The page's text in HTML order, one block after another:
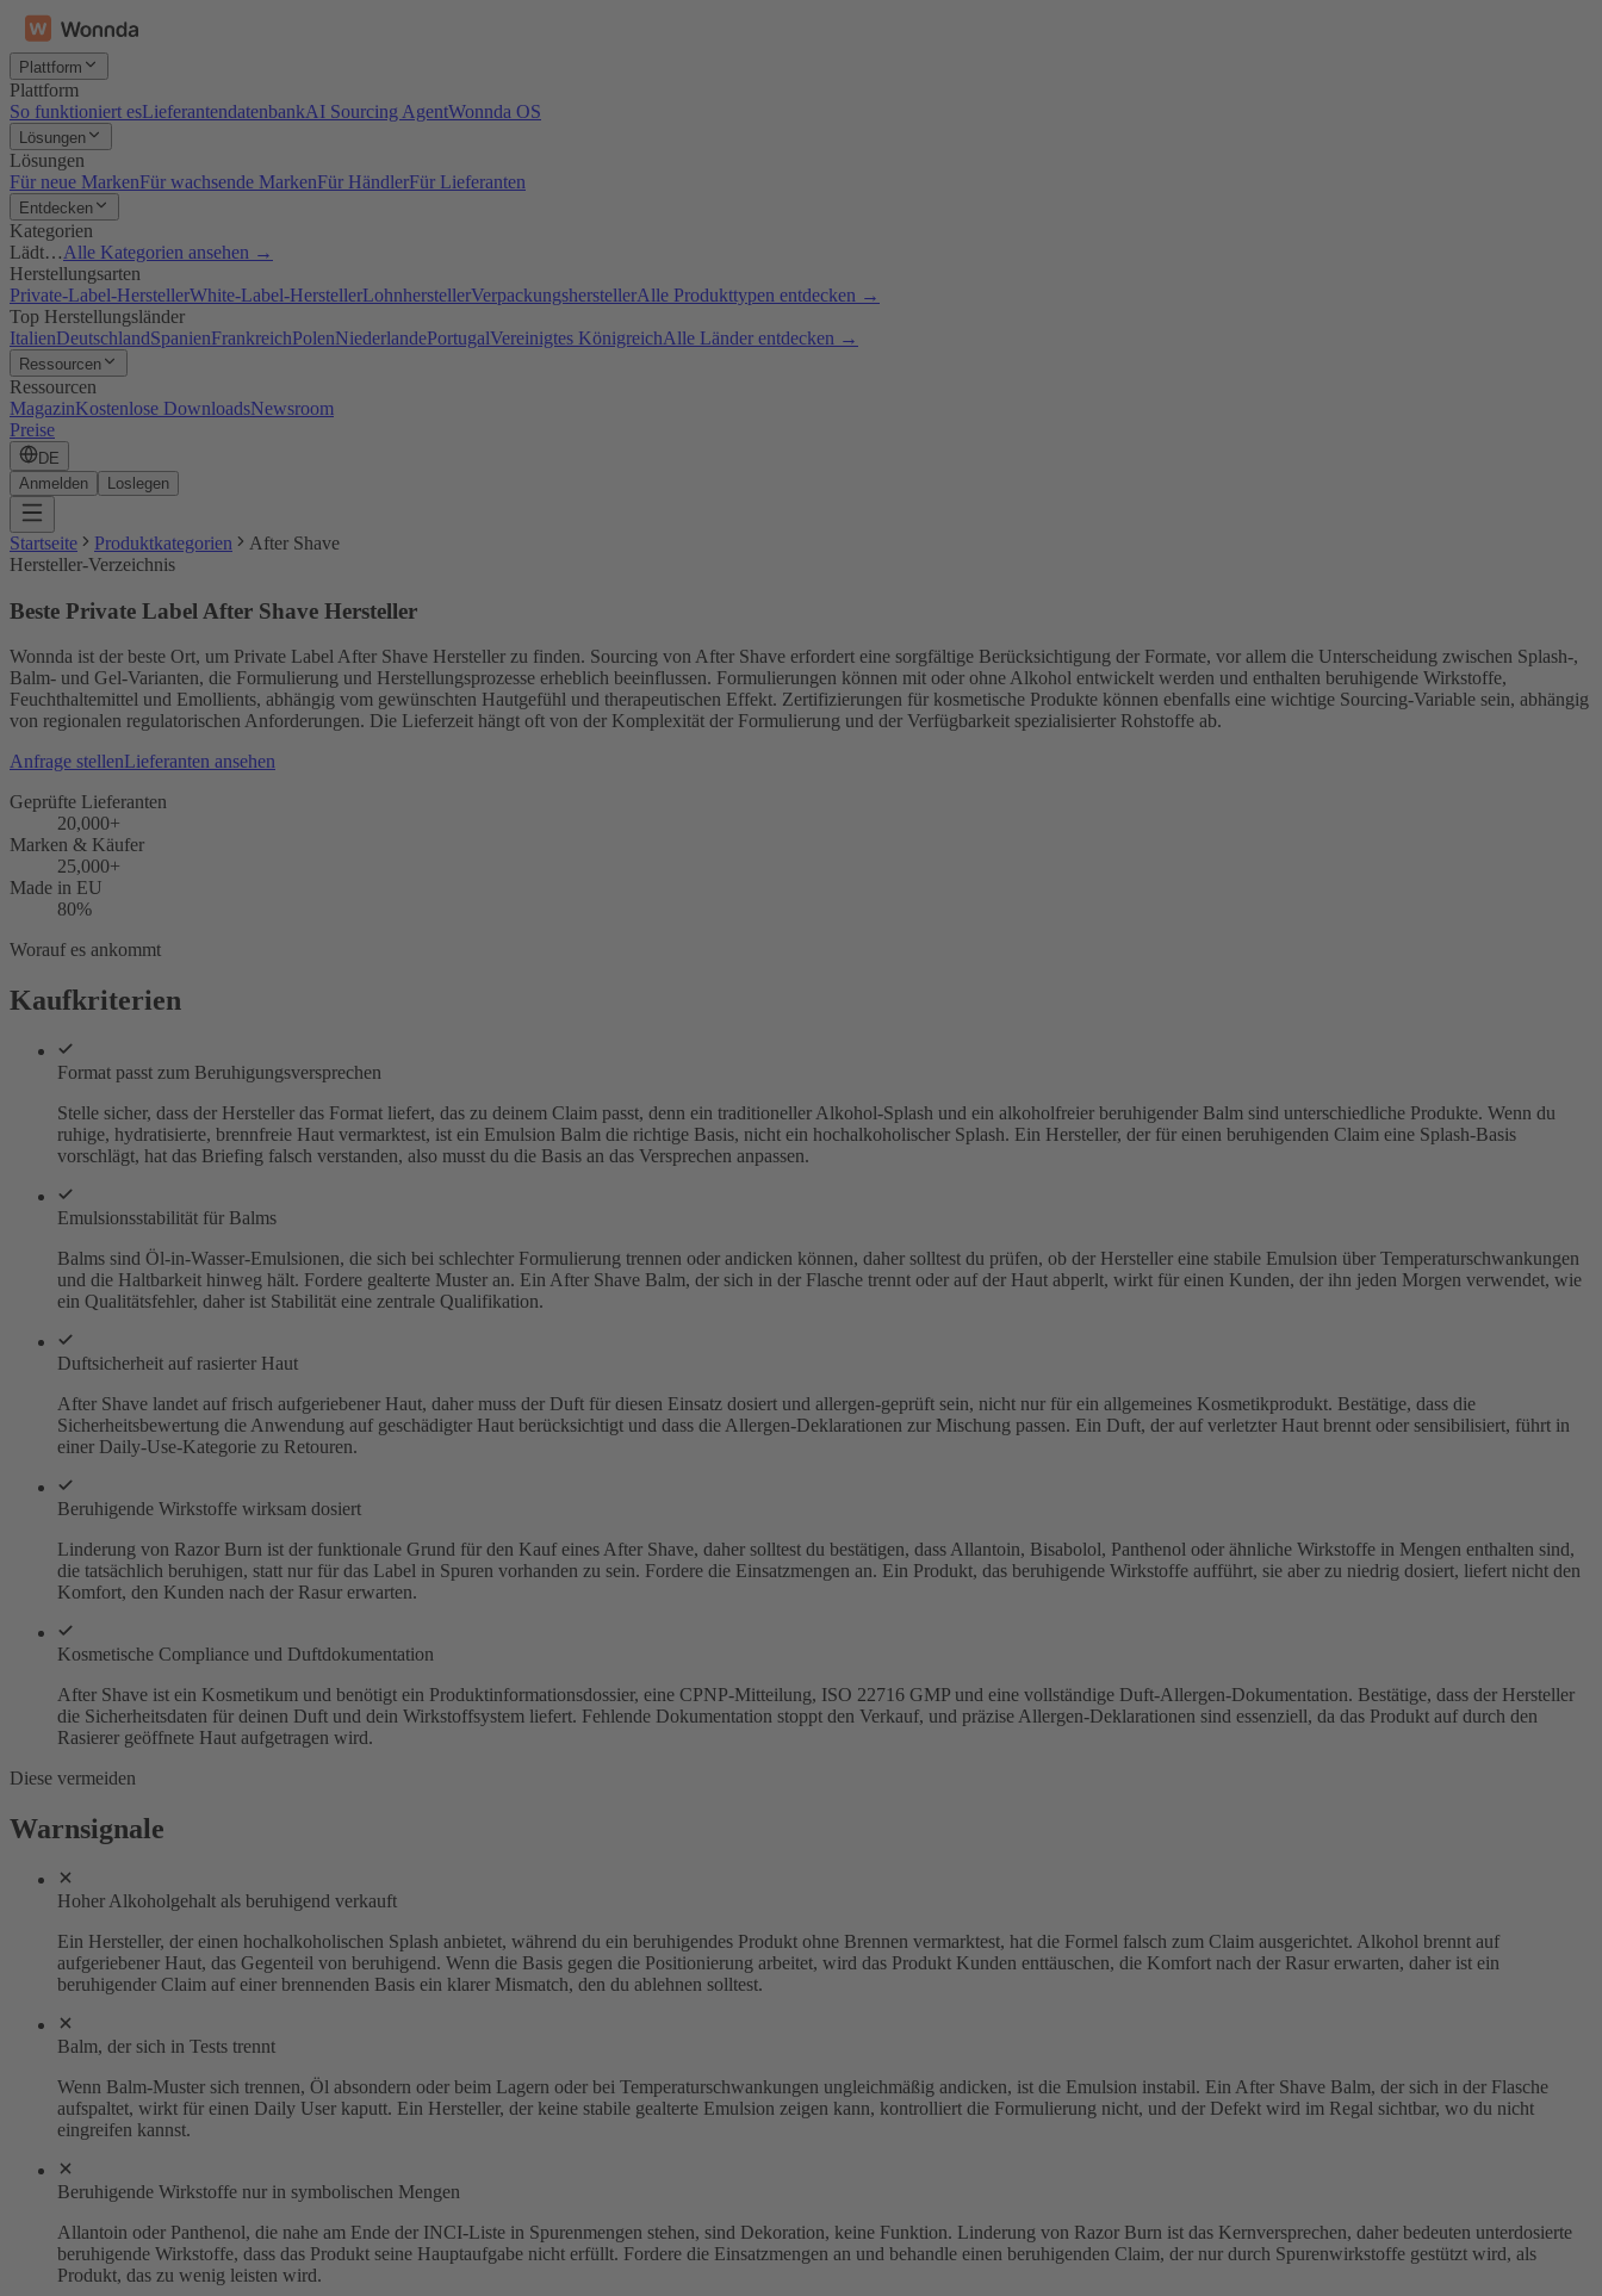
Plattform
Plattform
So funktioniert esLieferantendatenbankAI Sourcing AgentWonnda OS
Lösungen
Lösungen
Für neue MarkenFür wachsende MarkenFür HändlerFür Lieferanten
Entdecken
Kategorien
Lädt…Alle Kategorien ansehen →
Herstellungsarten
Private-Label-HerstellerWhite-Label-HerstellerLohnherstellerVerpackungsherstellerAlle Produkttypen entdecken →
Top Herstellungsländer
ItalienDeutschlandSpanienFrankreichPolenNiederlandePortugalVereinigtes KönigreichAlle Länder entdecken →
Ressourcen
Ressourcen
MagazinKostenlose DownloadsNewsroom
Preise
DE
Anmelden
Loslegen
Startseite Produktkategorien
After Shave
Hersteller-Verzeichnis
Beste Private Label After Shave Hersteller
Wonnda ist der beste Ort, um Private Label After Shave Hersteller zu finden. Sourcing von After Shave erfordert eine sorgfältige Berücksichtigung der Formate, vor allem die Unterscheidung zwischen Splash-,
Balm- und Gel-Varianten, die Formulierung und Herstellungsprozesse erheblich beeinflussen. Formulierungen können mit oder ohne Alkohol entwickelt werden und enthalten beruhigende Wirkstoffe,
Feuchthaltemittel und Emollients, abhängig vom gewünschten Hautgefühl und therapeutischen Effekt. Zertifizierungen für kosmetische Produkte können ebenfalls eine wichtige Sourcing-Variable sein, abhängig
von regionalen regulatorischen Anforderungen. Die Lieferzeit hängt oft von der Komplexität der Formulierung und der Verfügbarkeit spezialisierter Rohstoffe ab.
Anfrage stellenLieferanten ansehen
Geprüfte Lieferanten
20,000+
Marken & Käufer
25,000+
Made in EU
80%
Worauf es ankommt
Kaufkriterien
Format passt zum Beruhigungsversprechen
Stelle sicher, dass der Hersteller das Format liefert, das zu deinem Claim passt, denn ein traditioneller Alkohol-Splash und ein alkoholfreier beruhigender Balm sind unterschiedliche Produkte. Wenn du
ruhige, hydratisierte, brennfreie Haut vermarktest, ist ein Emulsion Balm die richtige Basis, nicht ein hochalkoholischer Splash. Ein Hersteller, der für einen beruhigenden Claim eine Splash-Basis
vorschlägt, hat das Briefing falsch verstanden, also musst du die Basis an das Versprechen anpassen.
Emulsionsstabilität für Balms
Balms sind Öl-in-Wasser-Emulsionen, die sich bei schlechter Formulierung trennen oder andicken können, daher solltest du prüfen, ob der Hersteller eine stabile Emulsion über Temperaturschwankungen
und die Haltbarkeit hinweg hält. Fordere gealterte Muster an. Ein After Shave Balm, der sich in der Flasche trennt oder auf der Haut abperlt, wirkt für einen Kunden, der ihn jeden Morgen verwendet, wie
ein Qualitätsfehler, daher ist Stabilität eine zentrale Qualifikation.
Duftsicherheit auf rasierter Haut
After Shave landet auf frisch aufgeriebener Haut, daher muss der Duft für diesen Einsatz dosiert und allergen-geprüft sein, nicht nur für ein allgemeines Kosmetikprodukt. Bestätige, dass die
Sicherheitsbewertung die Anwendung auf geschädigter Haut berücksichtigt und dass die Allergen-Deklarationen zur Mischung passen. Ein Duft, der auf verletzter Haut brennt oder sensibilisiert, führt in
einer Daily-Use-Kategorie zu Retouren.
Beruhigende Wirkstoffe wirksam dosiert
Linderung von Razor Burn ist der funktionale Grund für den Kauf eines After Shave, daher solltest du bestätigen, dass Allantoin, Bisabolol, Panthenol oder ähnliche Wirkstoffe in Mengen enthalten sind,
die tatsächlich beruhigen, statt nur für das Label in Spuren vorhanden zu sein. Fordere die Einsatzmengen an. Ein Produkt, das beruhigende Wirkstoffe aufführt, sie aber zu niedrig dosiert, liefert nicht den
Komfort, den Kunden nach der Rasur erwarten.
Kosmetische Compliance und Duftdokumentation
After Shave ist ein Kosmetikum und benötigt ein Produktinformationsdossier, eine CPNP-Mitteilung, ISO 22716 GMP und eine vollständige Duft-Allergen-Dokumentation. Bestätige, dass der Hersteller
die Sicherheitsdaten für deinen Duft und dein Wirkstoffsystem liefert. Fehlende Dokumentation stoppt den Verkauf, und präzise Allergen-Deklarationen sind essenziell, da das Produkt auf durch den
Rasierer geöffnete Haut aufgetragen wird.
Diese vermeiden
Warnsignale
Hoher Alkoholgehalt als beruhigend verkauft
Ein Hersteller, der einen hochalkoholischen Splash anbietet, während du ein beruhigendes Produkt ohne Brennen vermarktest, hat die Formel falsch zum Claim ausgerichtet. Alkohol brennt auf
aufgeriebener Haut, das Gegenteil von beruhigend. Wenn die Basis gegen die Positionierung arbeitet, wird das Produkt Kunden enttäuschen, die Komfort nach der Rasur erwarten, daher ist ein
beruhigender Claim auf einer brennenden Basis ein klarer Mismatch, den du ablehnen solltest.
Balm, der sich in Tests trennt
Wenn Balm-Muster sich trennen, Öl absondern oder beim Lagern oder bei Temperaturschwankungen ungleichmäßig andicken, ist die Emulsion instabil. Ein After Shave Balm, der sich in der Flasche
aufspaltet, wirkt für einen Daily User kaputt. Ein Hersteller, der keine stabile gealterte Emulsion zeigen kann, kontrolliert die Formulierung nicht, und der Defekt wird im Regal sichtbar, wo du nicht
eingreifen kannst.
Beruhigende Wirkstoffe nur in symbolischen Mengen
Allantoin oder Panthenol, die nahe am Ende der INCI-Liste in Spurenmengen stehen, sind Dekoration, keine Funktion. Linderung von Razor Burn ist das Kernversprechen, daher bedeuten unterdosierte
beruhigende Wirkstoffe, dass das Produkt seine Hauptaufgabe nicht erfüllt. Fordere die Einsatzmengen an und behandle einen beruhigenden Claim, der nur durch Spurenwirkstoffe gestützt wird, als
Produkt, das zu wenig leisten wird.